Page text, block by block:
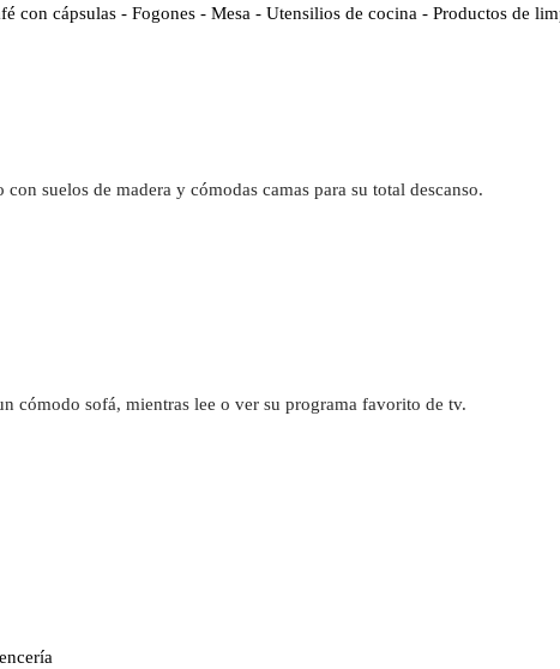
con cápsulas - Fogones - Mesa - Utensilios de cocina - Productos de
suelos de madera y cómodas camas para su total descanso.
cómodo sofá, mientras lee o ver su programa favorito de tv.